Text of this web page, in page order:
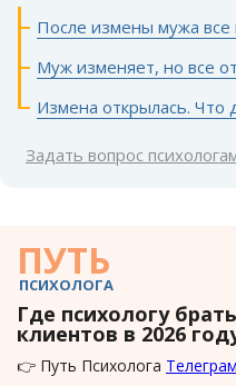
После измены мужа все
Муж изменяет, но все
Измена открылась. Что
Задать вопрос
ПУТЬ
ПСИХОЛОГА
Где психологу брать
клиентов в 2026
👉 Путь Психолога Телеграм